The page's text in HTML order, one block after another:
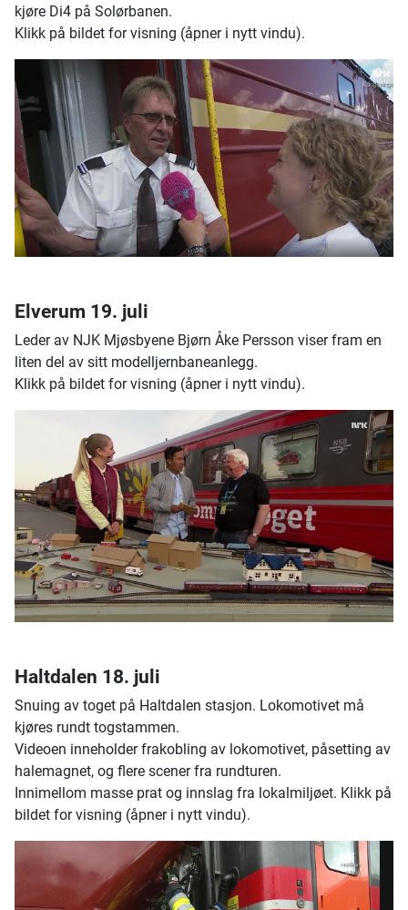
kjøre Di4 på Solørbanen.
Klikk på bildet for visning (åpner i nytt vindu).
Elverum 19. juli
Leder av NJK Mjøsbyene Bjørn Åke Persson viser fram en
liten del av sitt modelljernbaneanlegg.
Klikk på bildet for visning (åpner i nytt vindu).
Haltdalen 18. juli
Snuing av toget på Haltdalen stasjon. Lokomotivet må
kjøres rundt togstammen.
Videoen inneholder frakobling av lokomotivet, påsetting av
halemagnet, og flere scener fra rundturen.
Innimellom masse prat og innslag fra lokalmiljøet. Klikk på
bildet for visning (åpner i nytt vindu).